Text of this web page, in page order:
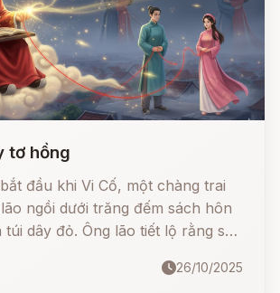
tơ hồng
đầu khi Vi Cố, một chàng trai
ngồi dưới trăng đếm sách hôn
túi dây đỏ. Ông lão tiết lộ rằng sợi
chồng. Vi Cố không tin ...26/10/2025